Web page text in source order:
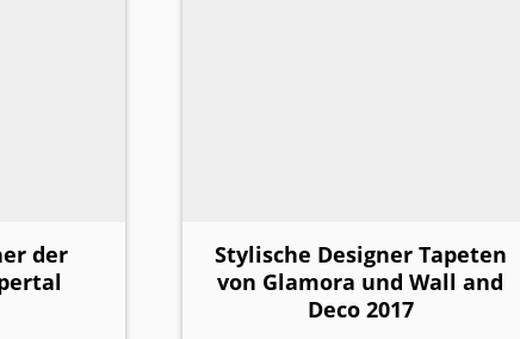
der
Stylische Designer Tapeten
von Glamora und Wall and
Deco 2017